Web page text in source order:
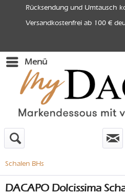
Rücksendung und Umtausch
Versandkostenfrei ab 100 €
Menü
Schalen BHs
DACAPO Dolcissima